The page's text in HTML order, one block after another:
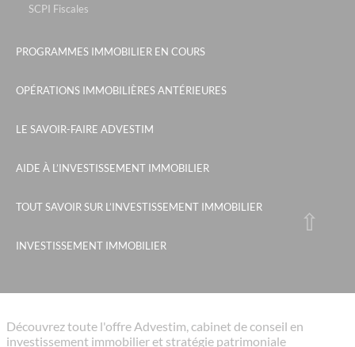
SCPI Fiscales
PROGRAMMES IMMOBILIER EN COURS
OPÉRATIONS IMMOBILIÈRES ANTÉRIEURES
LE SAVOIR-FAIRE ADVESTIM
AIDE À L’INVESTISSEMENT IMMOBILIER
TOUT SAVOIR SUR L’INVESTISSEMENT IMMOBILIER
INVESTISSEMENT IMMOBILIER
Découvrez toute l'offre Advestim, cabinet de conseil en
investissement immobilier et stratégie patrimoniale